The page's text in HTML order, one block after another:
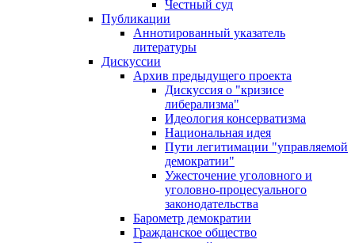
Честный суд
Публикации
Аннотированный указатель
литературы
Дискуссии
Архив предыдущего проекта
Дискуссия о "кризисе
либерализма"
Идеология консерватизма
Национальная идея
Пути легитимации "управляемой
демократии"
Ужесточение уголовного и
уголовно-процесуального
законодательства
Барометр демократии
Гражданское общество